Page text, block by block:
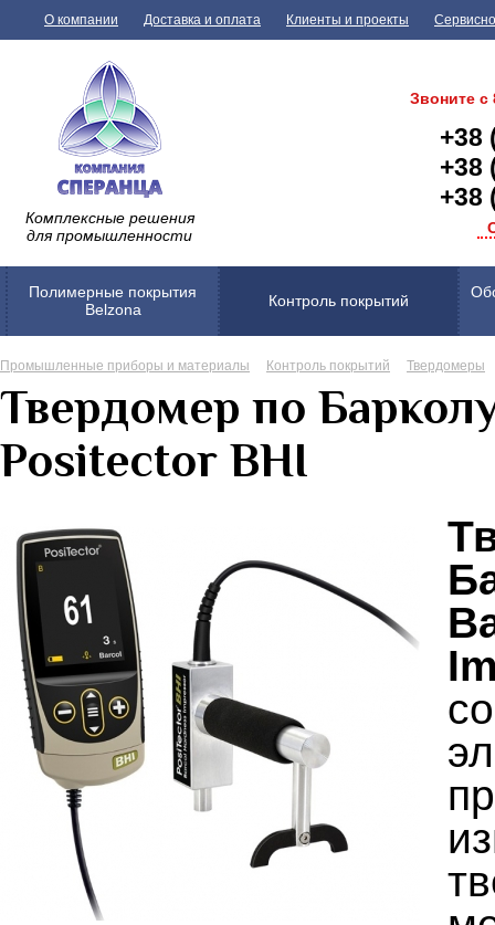
О компании Доставка и оплата Клиенты и проекты
Комплексные решения
для промышленности
Звоните с
+38
+38
+38
Полимерные покрытия
Belzona
Контроль покрытий
Промышленные приборы и материалы Контроль покрытий Твердомеры
Твердомер по
Positector BHI